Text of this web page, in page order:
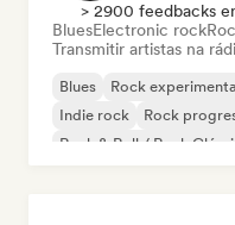
> 2900 feedbacks
BluesElectronic rock
Transmitir artistas na
Blues Rock
Indie rock
Rock
Rock & Roll / Rock